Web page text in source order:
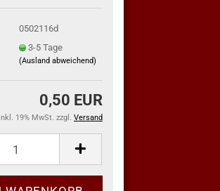
0502116d
3-5 Tage
(Ausland abweichend)
0,50 EUR
inkl. 19% MwSt. zzgl. Versand